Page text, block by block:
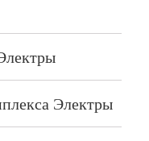
Электры